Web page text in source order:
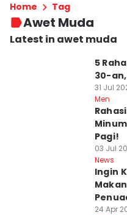
Home Tag
Awet Muda
Latest in awet muda
5
30-
31 Jul
Men
Pagi!
03 Jul
News
Ingin
24 Apr